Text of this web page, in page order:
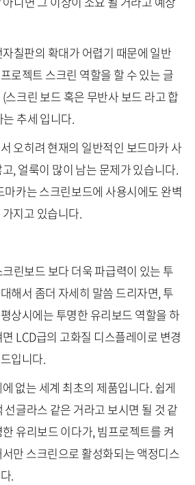
칠판의 확대가 어렵기 때문에 일반
로젝트 스크린 역할을 할 수 있는 글
스크린 보드 혹은 무반사 보드 라고 합
추세 입니다.
오히려 현재의 일반적인 보드마카 사
, 얼룩이 많이 남는 문제가 있습니다.
마카는 스크린보드에 사용시에도 완벽
지고 있습니다.
린보드 보다 더욱 파급력이 있는 투
해서 좀더 자세히 말씀 드리자면, 투
상시에는 투명한 유리보드 역할을 하
LCD급의 고화질 디스플레이로 변경
입니다.
없는 세계 최초의 제품입니다. 쉽게
글라스 같은 거라고 보시면 될 것 같
유리보드 이다가, 빔프로젝트를 켜
만 스크린으로 활성화되는 액정디스
.